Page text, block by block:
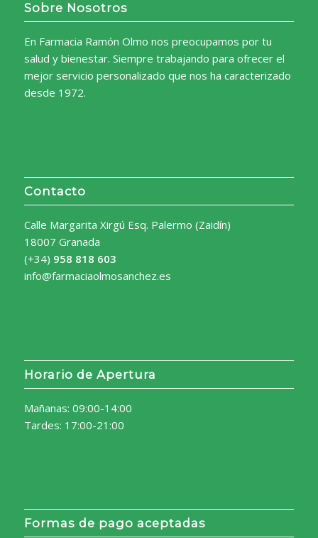
Sobre Nosotros
En Farmacia Ramón Olmo nos preocupamos por tu
salud y bienestar. Siempre trabajando para ofrecer el
mejor servicio personalizado que nos ha caracterizado
desde 1972.
Contacto
Calle Margarita Xirgú Esq. Palermo (Zaidín)
18007 Granada
(+34) 958 818 603
info@farmaciaolmosanchez.es
Horario de Apertura
Mañanas: 09:00-14:00
Tardes: 17:00-21:00
Formas de pago aceptadas